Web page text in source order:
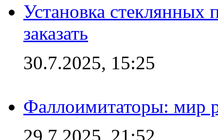
Установка стеклянных
заказать
30.7.2025, 15:25
Фаллоимитаторы: мир
29.7.2025, 21:52